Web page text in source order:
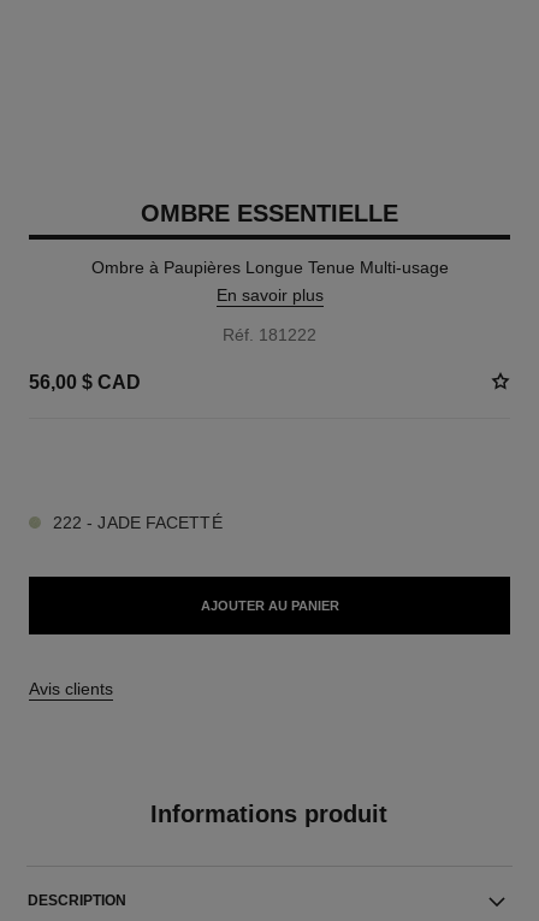
OMBRE ESSENTIELLE
Ombre à Paupières Longue Tenue Multi-usage
En savoir plus
Réf. 181222
56,00 $ CAD
222 - JADE FACETTÉ
AJOUTER AU PANIER
Avis clients
Informations produit
DESCRIPTION